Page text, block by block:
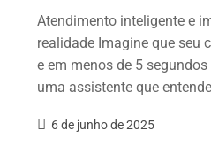
Atendimento inteligente e
realidade Imagine que seu
e em menos de 5
uma assistente que
6 de junho de 2025